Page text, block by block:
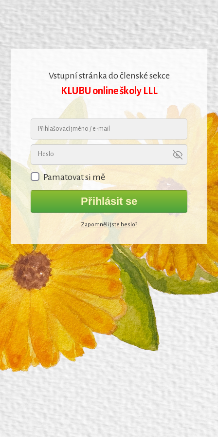
Vstupní stránka do členské sekce
KLUBU online školy LLL
Pamatovat si mě
Přihlásit se
Zapomněli jste heslo?